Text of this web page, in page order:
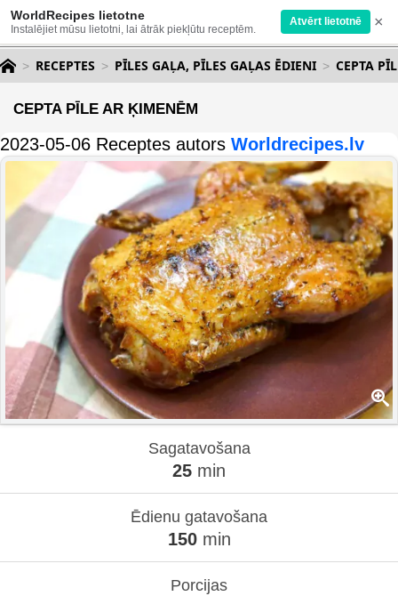
WorldRecipes lietotne
Instalējiet mūsu lietotni, lai ātrāk piekļūtu receptēm.
Atvērt lietotnē ×
RECEPTES PĪLES GAĻA, PĪLES GAĻAS ĒDIENI CEPTA
CEPTA PĪLE AR ĶIMENĒM
2023-05-06 Receptes autors Worldrecipes.lv
Sagatavošana
25 min
Ēdienu gatavošana
150min
Porcijas